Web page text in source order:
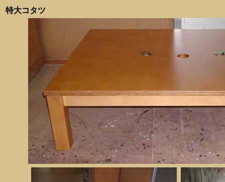
特大コタツ